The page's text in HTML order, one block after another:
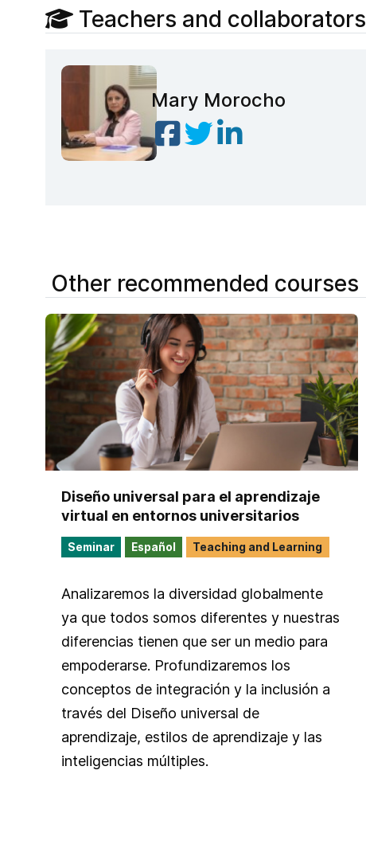
Teachers and collaborators
Mary Morocho
Other recommended courses
Diseño universal para el aprendizaje
virtual en entornos universitarios
Seminar Español Teaching and Learning
Analizaremos la diversidad globalmente
ya que todos somos diferentes y nuestras
diferencias tienen que ser un medio para
empoderarse. Profundizaremos los
conceptos de integración y la inclusión a
través del Diseño universal de
aprendizaje, estilos de aprendizaje y las
inteligencias múltiples.